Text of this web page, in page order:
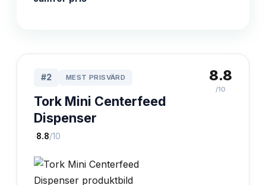
#2 MEST PRISVÄRD
Tork Mini Centerfeed
Dispenser
·8.8/10
8.8
/10